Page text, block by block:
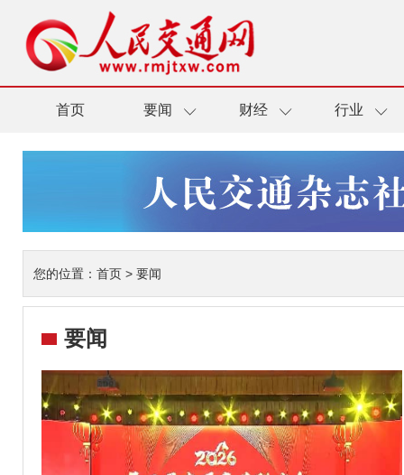
首页 要闻 财经 行业
您的位置： 首页 > 要闻
要闻